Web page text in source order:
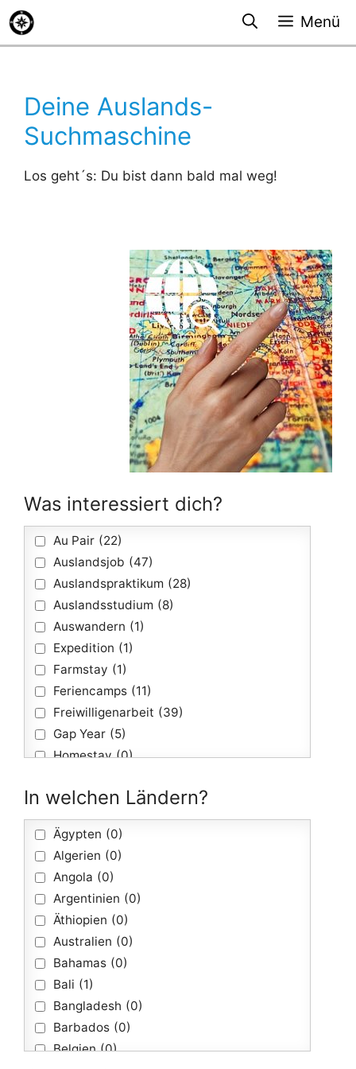
Zum
Inhalt
springen
Menü
Deine Auslands-
Suchmaschine
Los geht´s: Du bist dann bald mal weg!
Was interessiert dich?
Au Pair (22)
Auslandsjob (47)
Auslandspraktikum (28)
Auslandsstudium (8)
Auswandern (1)
Expedition (1)
Farmstay (1)
Feriencamps (11)
Freiwilligenarbeit (39)
Gap Year (5)
Homestay (0)
Kurzaustausch (0)
Reisen & Urlaub (0)
Sabbatical (6)
Schüleraustausch
Sprachenjahr
Sprachreisen (45)
Weiterbildungen
Work and Travel
In welchen Ländern?
Ägypten (0)
Algerien (0)
Angola (0)
Argentinien (0)
Äthiopien (0)
Australien (0)
Bahamas (0)
Bali (1)
Bangladesh (0)
Barbados (0)
Belgien (0)